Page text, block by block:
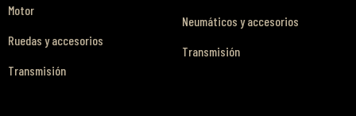
Motor
Ruedas y accesorios
Transmisión
Neumáticos y accesorios
Transmisión